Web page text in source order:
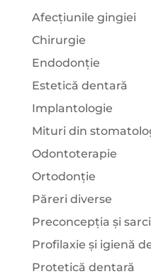
Afecțiunile gingiei
Chirurgie
Endodonție
Estetică dentară
Implantologie
Mituri din
Odontoterapie
Ortodonție
Păreri diverse
Preconcepția și
Profilaxie și igienă
Protetică dentară